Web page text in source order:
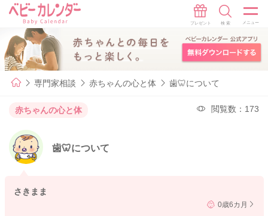
専門家相談 赤ちゃんの心と体 歯🦷について
赤ちゃんの心と体 閲覧数：173
歯🦷について
さきまま
0歳6カ月